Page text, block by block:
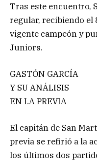
Tras este encuentro,
regular, recibiendo el
vigente campeón y
Juniors.
GASTÓN GARCÍA
Y SU ANÁLISIS
EN LA PREVIA
El capitán de San
previa se refirió a la
los últimos dos